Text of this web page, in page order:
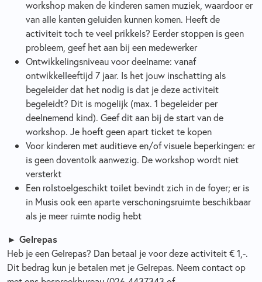
workshop maken de kinderen samen muziek, waardoor er
van alle kanten geluiden kunnen komen. Heeft de
activiteit toch te veel prikkels? Eerder stoppen is geen
probleem, geef het aan bij een medewerker
Ontwikkelingsniveau voor deelname: vanaf
ontwikkelleeftijd 7 jaar. Is het jouw inschatting als
begeleider dat het nodig is dat je deze activiteit
begeleidt? Dit is mogelijk (max. 1 begeleider per
deelnemend kind). Geef dit aan bij de start van de
workshop. Je hoeft geen apart ticket te kopen
Voor kinderen met auditieve en/of visuele beperkingen: er
is geen doventolk aanwezig. De workshop wordt niet
versterkt
Een rolstoelgeschikt toilet bevindt zich in de foyer; er is
in Musis ook een aparte verschoningsruimte beschikbaar
als je meer ruimte nodig hebt
► Gelrepas
Heb je een Gelrepas? Dan betaal je voor deze activiteit € 1,-.
Dit bedrag kun je betalen met je Gelrepas. Neem contact op